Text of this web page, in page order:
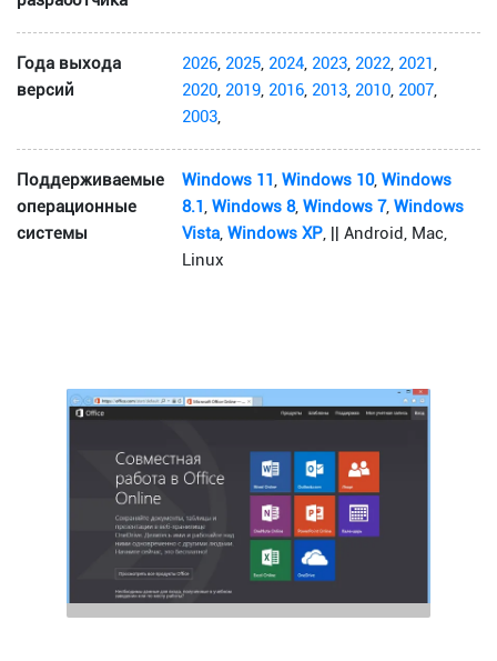
Года выхода
версий
2026, 2025, 2024, 2023, 2022, 2021,
2020, 2019, 2016, 2013, 2010, 2007,
2003,
Поддерживаемые
операционные
системы
Windows 11,Windows 10,Windows
8.1,Windows 8,Windows 7,Windows
Vista,Windows XP, || Android, Mac,
Linux